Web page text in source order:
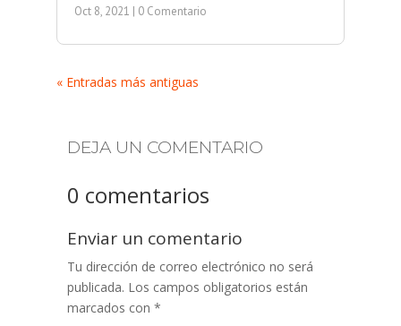
Oct 8, 2021 | 0 Comentario
« Entradas más antiguas
DEJA UN COMENTARIO
0 comentarios
Enviar un comentario
Tu dirección de correo electrónico no será
publicada. Los campos obligatorios están
marcados con *